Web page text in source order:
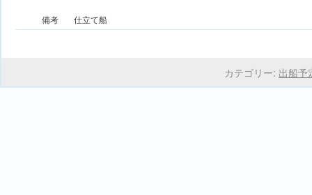
備考 仕立て船
カテゴリー: 出船予